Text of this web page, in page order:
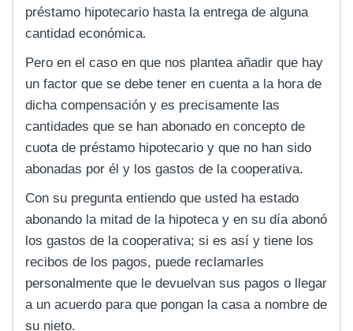
préstamo hipotecario hasta la entrega de alguna
cantidad económica.
Pero en el caso en que nos plantea añadir que hay
un factor que se debe tener en cuenta a la hora de
dicha compensación y es precisamente las
cantidades que se han abonado en concepto de
cuota de préstamo hipotecario y que no han sido
abonadas por él y los gastos de la cooperativa.
Con su pregunta entiendo que usted ha estado
abonando la mitad de la hipoteca y en su día abonó
los gastos de la cooperativa; si es así y tiene los
recibos de los pagos, puede reclamarles
personalmente que le devuelvan sus pagos o llegar
a un acuerdo para que pongan la casa a nombre de
su nieto.